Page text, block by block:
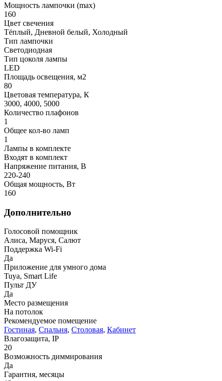
Мощность лампочки (max)
160
Цвет свечения
Тёплый, Дневной белый, Холодный
Тип лампочки
Светодиодная
Тип цоколя лампы
LED
Площадь освещения, м2
80
Цветовая температура, К
3000, 4000, 5000
Количество плафонов
1
Общее кол-во ламп
1
Лампы в комплекте
Входят в комплект
Напряжение питания, В
220-240
Общая мощность, Вт
160
Дополнительно
Голосовой помощник
Алиса, Маруся, Салют
Поддержка Wi-Fi
Да
Приложение для умного дома
Tuya, Smart Life
Пульт ДУ
Да
Место размещения
На потолок
Рекомендуемое помещение
Гостиная, Спальня, Столовая, Кабинет
Влагозащита, IP
20
Возможность диммирования
Да
Гарантия, месяцы